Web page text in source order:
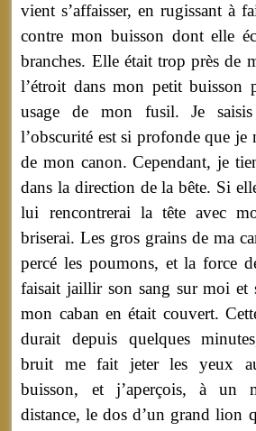
vient s’affaisser, en rugissant à
contre mon buisson dont elle
branches. Elle était trop près de
l’étroit dans mon petit buisson
usage de mon fusil. Je
l’obscurité est si profonde que je
de mon canon. Cependant, je
dans la direction de la bête. Si
lui rencontrerai la tête avec
briserai. Les gros grains de ma
percé les poumons, et la force
faisait jaillir son sang sur moi et
mon caban en était couvert.
durait depuis quelques
bruit me fait jeter les yeux
buisson, et j’aperçois, à un
distance, le dos d’un grand lion